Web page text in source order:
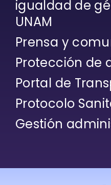
igualdad de
UNAM
Prensa y
Protección de
Portal de
Protocolo
Gestión